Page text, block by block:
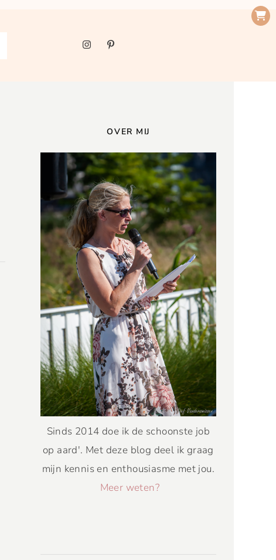
OVER MIJ
Sinds 2014 doe ik de schoonste job
op aard'. Met deze blog deel ik graag
mijn kennis en enthousiasme met jou.
Meer weten?